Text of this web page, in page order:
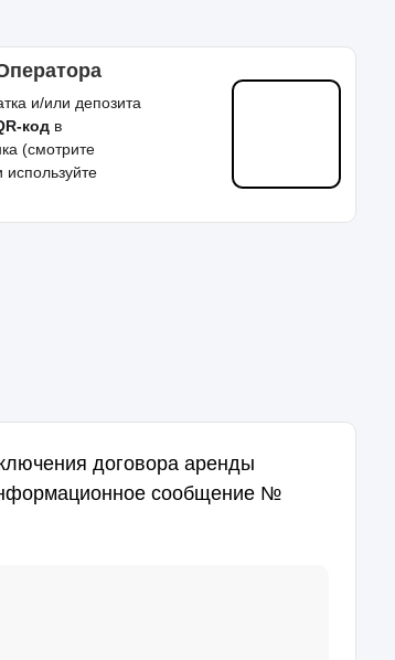
и/или депозита
код в
(смотрите
используйте
договора аренды
сообщение №